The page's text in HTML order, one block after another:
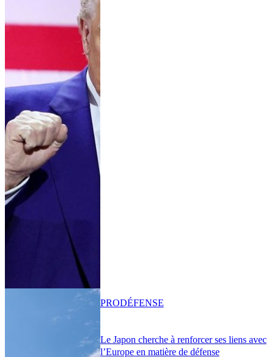
Le Japon cherche à renforcer ses liens avec
l’Europe en matière de défense
PRODÉFENSE